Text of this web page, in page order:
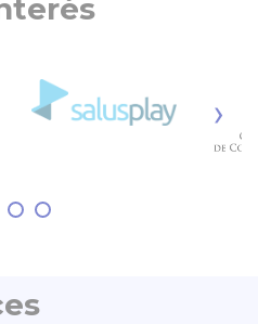
dañino, y ya
evidencia de un
dejándose llevar así
›